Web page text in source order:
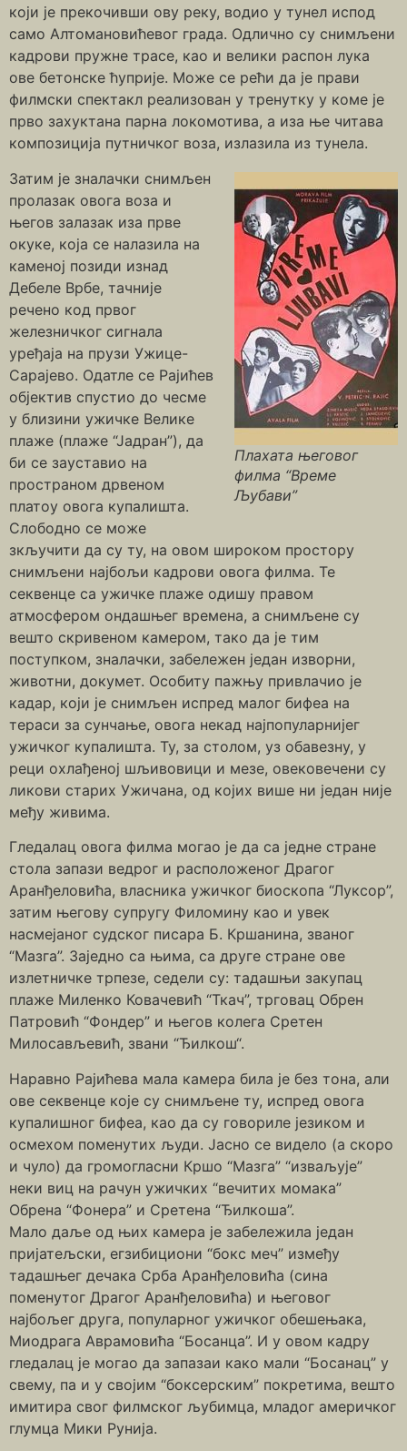
који је прекочивши ову реку, водио у тунел испод
само Алтомановићевог града. Одлично су снимљени
кадрови пружне трасе, као и велики распон лука
ове бетонске ћуприје. Може се рећи да је прави
филмски спектакл реализован у тренутку у коме је
прво захуктана парна локомотива, а иза ње читава
композиција путничког воза, излазила из тунела.
Плахата његовог
филма “Време
Љубави”
Затим је зналачки снимљен
пролазак овога воза и
његов залазак иза прве
окуке, која се налазила на
каменој позиди изнад
Дебеле Врбе, тачније
речено код првог
железничког сигнала
уређаја на прузи Ужице-
Сарајево. Одатле се Рајићев
објектив спустио до чесме
у близини ужичке Велике
плаже (плаже “Јадран”), да
би се зауставио на
пространом дрвеном
платоу овога купалишта.
Слободно се може
зкључити да су ту, на овом широком простору
снимљени најбољи кадрови овога филма. Те
секвенце са ужичке плаже одишу правом
атмосфером ондашњег времена, а снимљене су
вешто скривеном камером, тако да је тим
поступком, зналачки, забележен један изворни,
животни, докумет. Особиту пажњу привлачио је
кадар, који је снимљен испред малог бифеа на
тераси за сунчање, овога некад најпопуларнијег
ужичког купалишта. Ту, за столом, уз обавезну, у
реци охлађеној шљивовици и мезе, овековечени су
ликови старих Ужичана, од којих више ни један није
међу живима.
Гледалац овога филма могао је да са једне стране
стола запази ведрог и расположеног Драгог
Аранђеловића, власника ужичког биоскопа “Луксор”,
затим његову супругу Филомину као и увек
насмејаног судског писара Б. Кршанина, званог
“Мазга”. Заједно са њима, са друге стране ове
излетничке трпезе, седели су: тадашњи закупац
плаже Миленко Ковачевић “Ткач”, трговац Обрен
Патровић “Фондер” и његов колега Сретен
Милосављевић, звани “Ђилкош“.
Наравно Рајићева мала камера била је без тона, али
ове секвенце које су снимљене ту, испред овога
купалишног бифеа, као да су говориле језиком и
осмехом поменутих људи. Јасно се видело (а скоро
и чуло) да громогласни Кршо “Мазга” “изваљује”
неки виц на рачун ужичких “вечитих момака”
Обрена “Фонера” и Сретена “Ђилкоша”.
Мало даље од њих камера је забележила један
пријатељски, егзибициони “бокс меч” између
тадашњег дечака Срба Аранђеловића (сина
поменутог Драгог Аранђеловића) и његовог
најбољег друга, популарног ужичког обешењака,
Миодрага Аврамовића “Босанца”. И у овом кадру
гледалац је могао да запазаи како мали “Босанац” у
свему, па и у својим “боксерским” покретима, вешто
имитира свог филмског љубимца, младог америчког
глумца Мики Рунија.